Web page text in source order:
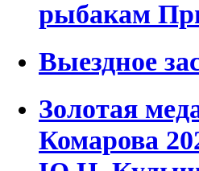
рыбакам
Выездное
Золотая
Комарова